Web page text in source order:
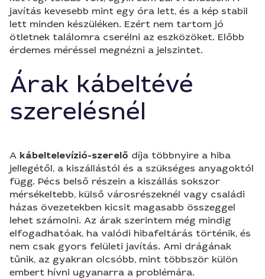
javítás kevesebb mint egy óra lett, és a kép stabil
lett minden készüléken. Ezért nem tartom jó
ötletnek találomra cserélni az eszközöket. Előbb
érdemes méréssel megnézni a jelszintet.
Árak kábeltévé
szerelésnél
A kábeltelevízió-szerelő díja többnyire a hiba
jellegétől, a kiszállástól és a szükséges anyagoktól
függ. Pécs belső részein a kiszállás sokszor
mérsékeltebb, külső városrészeknél vagy családi
házas övezetekben kicsit magasabb összeggel
lehet számolni. Az árak szerintem még mindig
elfogadhatóak, ha valódi hibafeltárás történik, és
nem csak gyors felületi javítás. Ami drágának
tűnik, az gyakran olcsóbb, mint többször külön
embert hívni ugyanarra a problémára.